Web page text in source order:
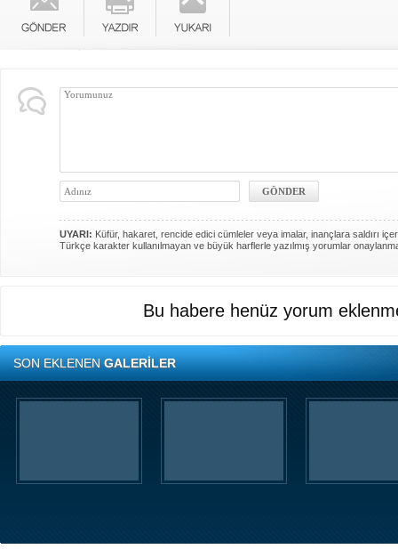
UYARI: Küfür, hakaret, rencide edici cümleler veya imalar, inançlara saldırı
Türkçe karakter kullanılmayan ve büyük harflerle yazılmış yorumlar
Bu habere henüz yorum
SON EKLENENGALERİLER